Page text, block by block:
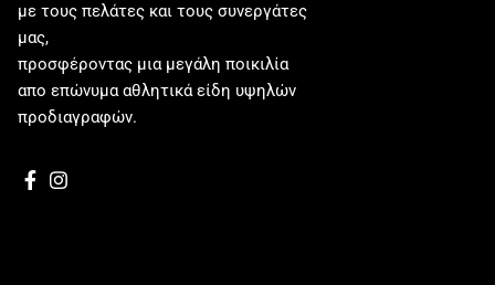
με τους πελάτες και τους συνεργάτες
μας,
προσφέροντας μια μεγάλη ποικιλία
απο επώνυμα αθλητικά είδη υψηλών
προδιαγραφών.